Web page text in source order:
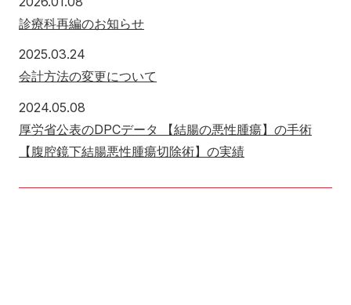
診療科再編のお知らせ
2025.03.24
会計方法の変更について
2024.05.08
厚労省公表のDPCデータ 【結腸の悪性腫瘍】の手術
【腹腔鏡下結腸悪性腫瘍切除術】の実績